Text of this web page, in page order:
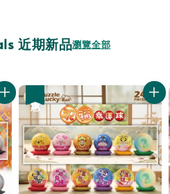
近期新品瀏覽全部